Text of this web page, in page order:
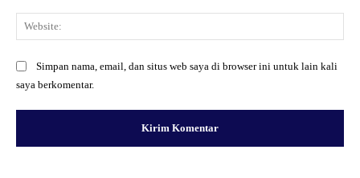
Simpan nama, email, dan situs web saya di browser ini untuk lain kali
saya berkomentar.